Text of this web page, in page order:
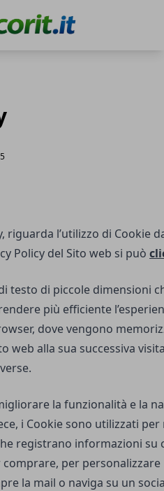
riguarda l’utilizzo di Cookie
Policy del Sito web si può
testo di piccole dimensioni
più efficiente
dove vengono
web alla sua successiva
la funzionalità e la
i Cookie sono utilizzati
registrano informazioni su
per
la mail o naviga su un